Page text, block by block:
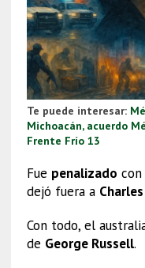
Te puede interesar:
Michoacán, acuerdo
Frente Frío 13
Fue penalizado
dejó fuera a
Con todo, el
de George Russell.